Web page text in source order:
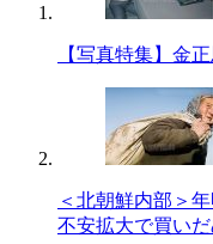
【写真特集】金
＜北朝鮮内部＞
不安拡大で買い